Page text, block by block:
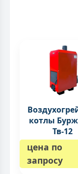
котлы
Тв-12
цена по
запросу